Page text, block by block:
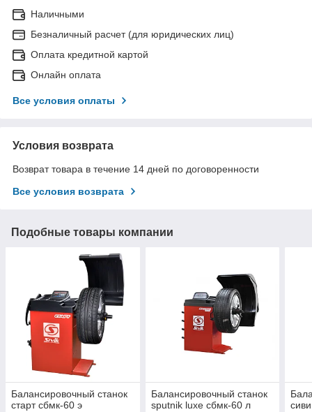
Наличными
Безналичный расчет (для юридических лиц)
Оплата кредитной картой
Онлайн оплата
Все условия оплаты
Условия возврата
Возврат товара в течение 14 дней по договоренности
Все условия возврата
Подобные товары компании
Балансировочный станок
старт сбмк-60 э
Балансировочный станок
sputnik luxe сбмк-60 л